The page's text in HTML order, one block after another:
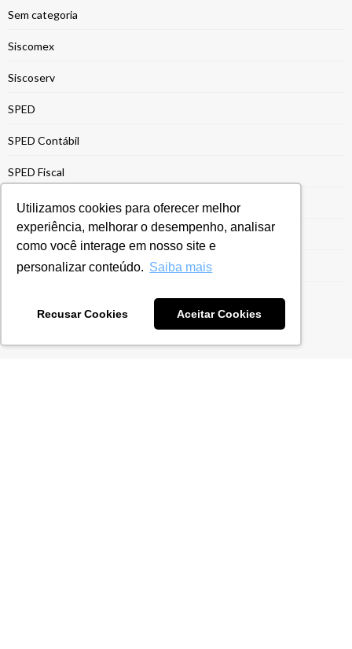
Utilizamos cookies para oferecer melhor
experiência, melhorar o desempenho, analisar
como você interage em nosso site e
personalizar conteúdo. Saiba mais
Recusar Cookies Aceitar Cookies
Sem categoria
Siscomex
Siscoserv
SPED
SPED Contábil
SPED Fiscal
Suspensão de Impostos
Sustentabilidade
Tecnologia